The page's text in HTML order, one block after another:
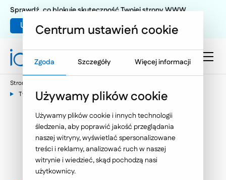
Umów warsztat UX
Sprawdź, co blokuje skuteczność Twojej strony WWW
Strona główna
Tworzenie stron internetowych
Tworzenie stron
internetowych
Centrum ustawień cookie
Zgoda Szczegóły Więcej informacji
Używamy plików cookie
Używamy plików cookie i innych technologii
śledzenia, aby poprawić jakość przeglądania
naszej witryny, wyświetlać spersonalizowane
treści i reklamy, analizować ruch w naszej
witrynie i wiedzieć, skąd pochodzą nasi
użytkownicy.